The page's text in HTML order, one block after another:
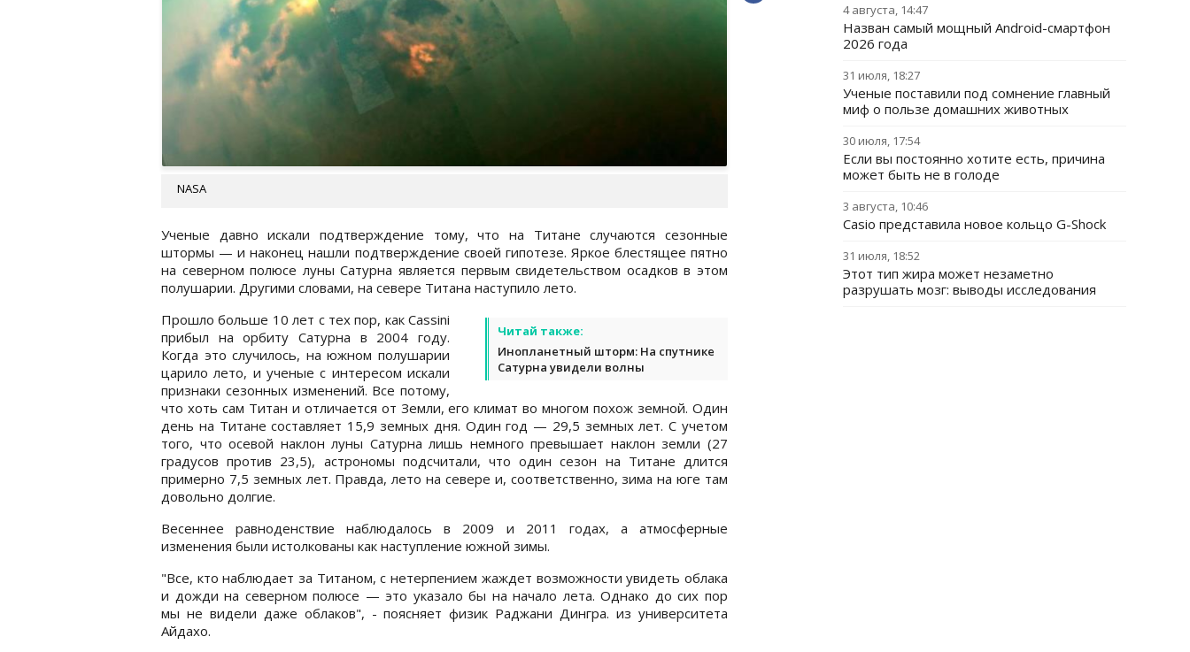
NASA
Ученые давно искали подтверждение тому, что на Титане случаются сезонные
штормы — и наконец нашли подтверждение своей гипотезе. Яркое блестящее пятно
на северном полюсе луны Сатурна является первым свидетельством осадков в этом
полушарии. Другими словами, на севере Титана наступило лето.
Читай также:
Инопланетный шторм: На спутнике
Сатурна увидели волны
Прошло больше 10 лет с тех пор, как Cassini
прибыл на орбиту Сатурна в 2004 году.
Когда это случилось, на южном полушарии
царило лето, и ученые с интересом искали
признаки сезонных изменений. Все потому,
что хоть сам Титан и отличается от Земли, его климат во многом похож земной. Один
день на Титане составляет 15,9 земных дня. Один год — 29,5 земных лет. С учетом
того, что осевой наклон луны Сатурна лишь немного превышает наклон земли (27
градусов против 23,5), астрономы подсчитали, что один сезон на Титане длится
примерно 7,5 земных лет. Правда, лето на севере и, соответственно, зима на юге там
довольно долгие.
Весеннее равноденствие наблюдалось в 2009 и 2011 годах, а атмосферные
изменения были истолкованы как наступление южной зимы.
"Все, кто наблюдает за Титаном, с нетерпением жаждет возможности увидеть облака
и дожди на северном полюсе — это указало бы на начало лета. Однако до сих пор
мы не видели даже облаков", - поясняет физик Раджани Дингра. из университета
Айдахо.
4 августа, 14:47
Назван самый мощный Android-смартфон
2026 года
31 июля, 18:27
Ученые поставили под сомнение главный
миф о пользе домашних животных
30 июля, 17:54
Если вы постоянно хотите есть, причина
может быть не в голоде
3 августа, 10:46
Casio представила новое кольцо G-Shock
31 июля, 18:52
Этот тип жира может незаметно
разрушать мозг: выводы исследования